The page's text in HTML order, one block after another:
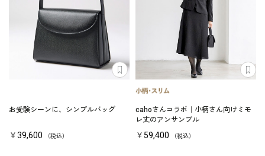
お受験シーンに、シンプルバッグ
￥39,600 （税込）
cahoさんコラボ｜小柄さん向けミモ
レ丈のアンサンブル
￥59,400 （税込）